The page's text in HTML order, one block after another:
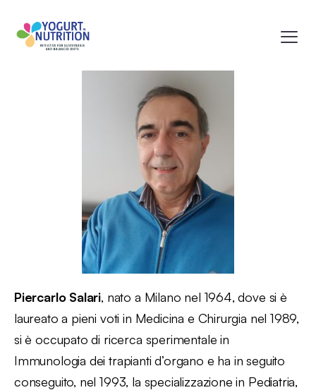
Piercarlo Salari, nato a Milano nel 1964, dove si è
laureato a pieni voti in Medicina e Chirurgia nel 1989,
si è occupato di ricerca sperimentale in
Immunologia dei trapianti d’organo e ha in seguito
conseguito, nel 1993, la specializzazione in Pediatria,